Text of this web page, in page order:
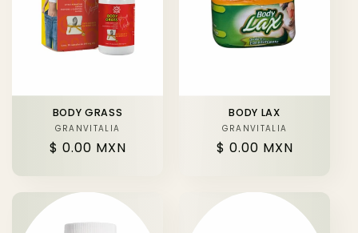
BODY GRASS
Proveedor:
GRANVITALIA
Precio
$ 0.00 MXN
BODY LAX
Proveedor:
GRANVITALIA
Precio
$ 0.00 MXN